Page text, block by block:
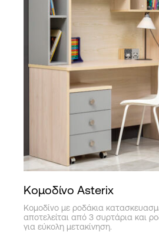
Κομοδίνο Asterix
Κομοδίνο με ροδάκια
αποτελείται από 3 συρτάρια και
για εύκολη μετακίνηση.